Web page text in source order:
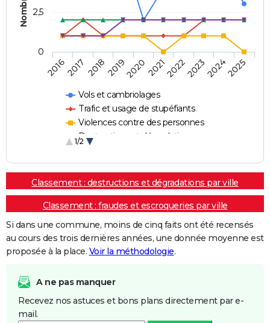
Vols et cambriolages
Trafic et usage de stupéfiants
Violences contre des personnes
Destructions et dégradations
1/2
20162017 20182019202020212022202320242025
0
2,5
Classement : destructions et dégradations par ville
Classement : fraudes et escroqueries par ville
Si dans une commune, moins de cinq faits ont été recensés
au cours des trois dernières années, une donnée moyenne est
proposée à la place. Voir la méthodologie.
A ne pas manquer
Recevez nos astuces et bons plans directement par e-
mail.